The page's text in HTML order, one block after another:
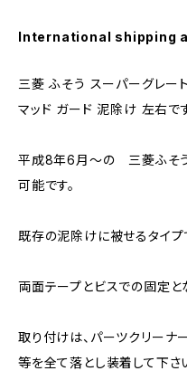
International shipping
三菱 ふそう スーパーグレー
マッド ガード 泥除け 左右です
平成8年6月～の 三菱ふそ
可能です。
既存の泥除けに被せるタイプ
両面テープとビスでの固定と
取り付けは、パーツクリー
等を全て落とし装着して下さ